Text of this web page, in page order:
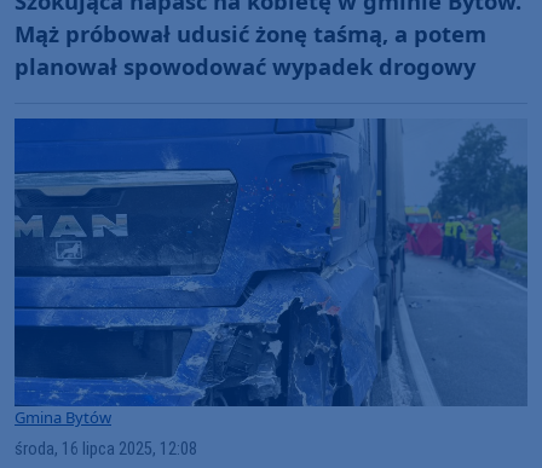
Mąż próbował udusić żonę taśmą, a potem
planował spowodować wypadek drogowy
Gmina Bytów
środa, 16 lipca 2025, 12:08